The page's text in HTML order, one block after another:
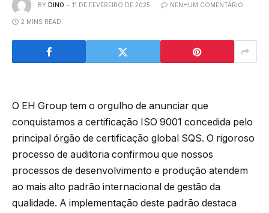
BY DINO 11 DE FEVEREIRO DE 2025 NENHUM COMENTÁRIO
2 MINS READ
O EH Group tem o orgulho de anunciar que
conquistamos a certificação ISO 9001 concedida pelo
principal órgão de certificação global SQS. O rigoroso
processo de auditoria confirmou que nossos
processos de desenvolvimento e produção atendem
ao mais alto padrão internacional de gestão da
qualidade. A implementação deste padrão destaca